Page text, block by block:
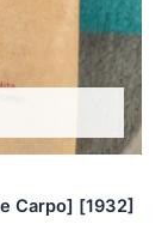
Carpo] [1932]